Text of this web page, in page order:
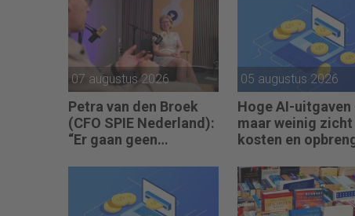
07 augustus 2026
Petra van den Broek
(CFO SPIE Nederland):
“Er gaan geen
05 augustus 2026
Hoge AI-uitgaven
maar weinig zicht
kosten en